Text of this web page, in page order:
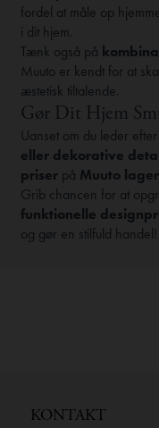
fordel at måle op
i dit hjem.
Tænk også på
Muuto er kendt for at
æstetisk tiltalende.
Gør Dit Hjem
Uanset om du leder efter
eller dekorative
priser på Muuto
Grib chancen for at
funktionelle
og gør en stilfuld handel!
KONTAKT